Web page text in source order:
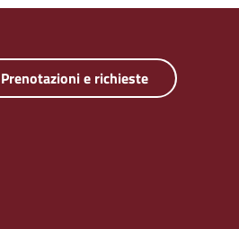
Prenotazioni e richieste